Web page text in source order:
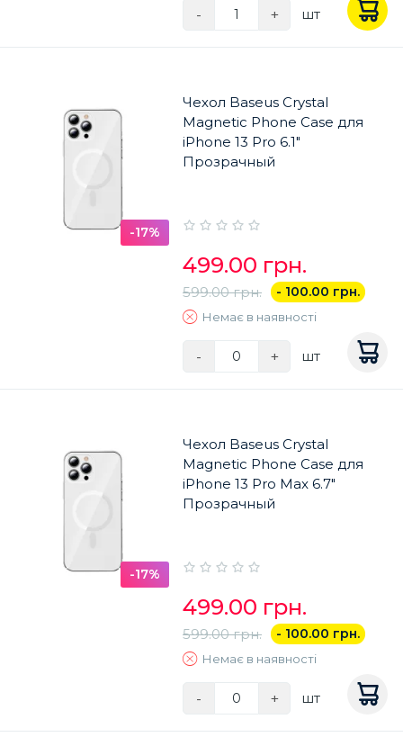
- + шт
-17%
Чехол Baseus Crystal
Magnetic Phone Case для
iPhone 13 Pro 6.1"
Прозрачный
499.00 грн.
599.00 грн. - 100.00 грн.
Немає в наявності
- + шт
-17%
Чехол Baseus Crystal
Magnetic Phone Case для
iPhone 13 Pro Max 6.7"
Прозрачный
499.00 грн.
599.00 грн. - 100.00 грн.
Немає в наявності
- + шт